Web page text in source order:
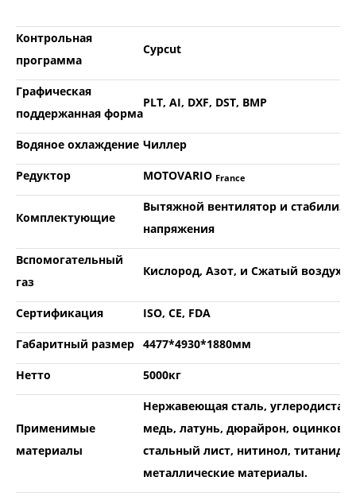
Контрольная
программа
Cypсut
Графическая
поддержанная форма
PLT, AI, DXF, DST, BMP
Водяное охлаждение Чиллер
Редуктор MOTOVARIO France
Комплектующие
Вытяжной вентилятор и
напряжения
Вспомогательный
газ
Кислород, Азот, и Сжатый воздух
Сертификация ISO, CE, FDA
Габаритный размер
Нетто 5000кг
Применимые
материалы
Нержавеющая сталь, углеродистая
медь, латунь, дюрайрон,
стальный лист, нитинол, титанид
металлические материалы.